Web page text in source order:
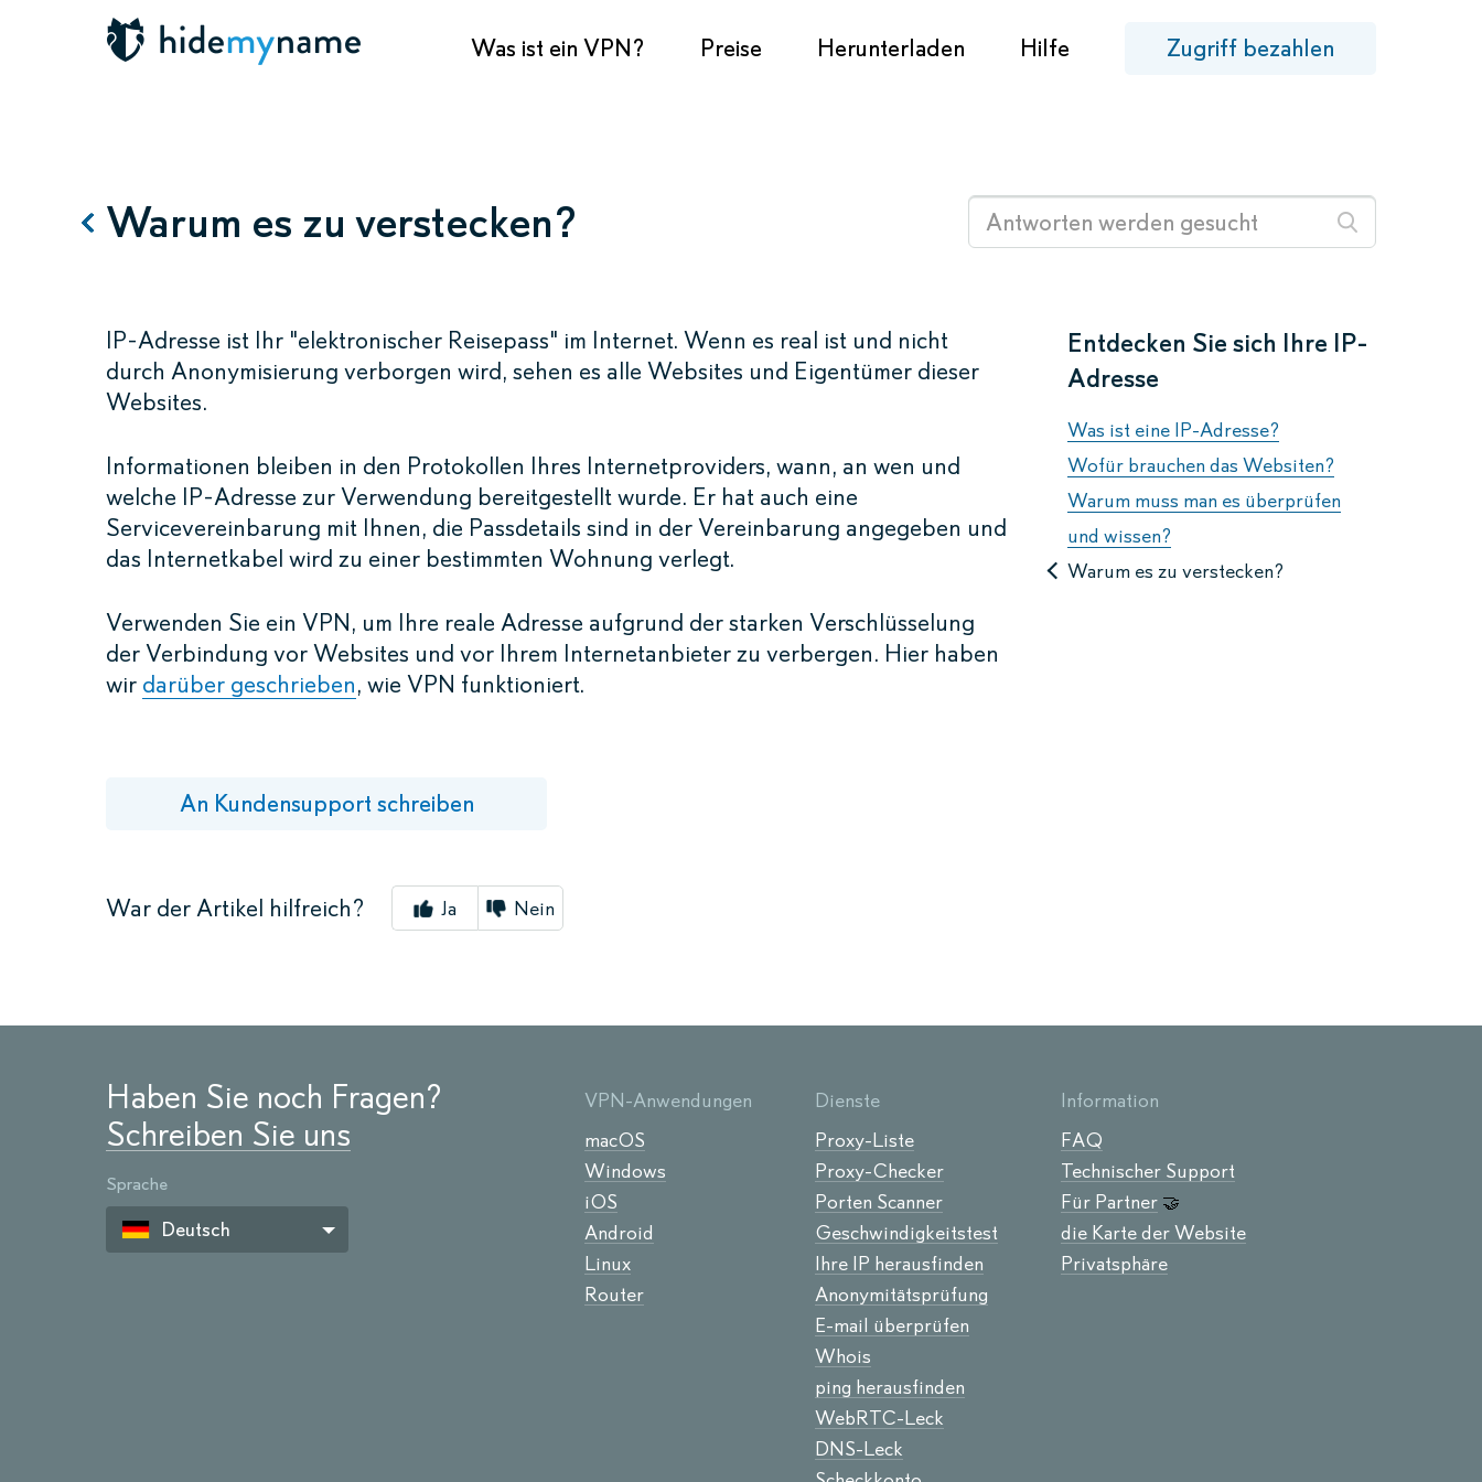
Was ist ein VPN? Preise Herunterladen Hilfe Zugriff bezahlen
Warum es zu verstecken?
IP-Adresse ist Ihr "elektronischer Reisepass" im Internet. Wenn es real ist und nicht
durch Anonymisierung verborgen wird, sehen es alle Websites und Eigentümer dieser
Websites.
Informationen bleiben in den Protokollen Ihres Internetproviders, wann, an wen und
welche IP-Adresse zur Verwendung bereitgestellt wurde. Er hat auch eine
Servicevereinbarung mit Ihnen, die Passdetails sind in der Vereinbarung angegeben und
das Internetkabel wird zu einer bestimmten Wohnung verlegt.
Verwenden Sie ein VPN, um Ihre reale Adresse aufgrund der starken Verschlüsselung
der Verbindung vor Websites und vor Ihrem Internetanbieter zu verbergen. Hier haben
wir darüber geschrieben, wie VPN funktioniert.
An Kundensupport schreiben
War der Artikel hilfreich? Ja Nein
Entdecken Sie sich Ihre IP-
Adresse
Was ist eine IP-Adresse?
Wofür brauchen das Websiten?
Warum muss man es überprüfen
und wissen?
Warum es zu verstecken?
Haben Sie noch Fragen?
Schreiben Sie uns
Sprache
Deutsch
VPN-Anwendungen
macOS
Windows
iOS
Android
Linux
Router
Dienste
Proxy-Liste
Proxy-Checker
Porten Scanner
Geschwindigkeitstest
Ihre IP herausfinden
Anonymitätsprüfung
E-mail überprüfen
Whois
ping herausfinden
WebRTC-Leck
DNS-Leck
Information
FAQ
Technischer Support
Für Partner 🤝
die Karte der Website
Privatsphäre